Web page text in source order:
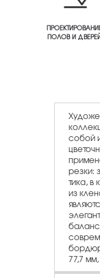
ПОЛОВ И
собой
резки:
тика, в
из
77,7